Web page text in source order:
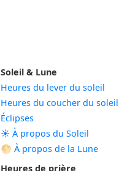
Soleil & Lune
Heures du lever du soleil
Heures du coucher du soleil
Éclipses
☀️ À propos du Soleil
🌕 À propos de la Lune
Heures de prière